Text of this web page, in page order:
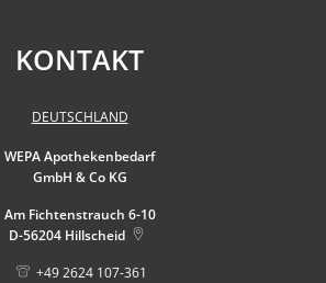
KONTAKT
DEUTSCHLAND
WEPA Apothekenbedarf
GmbH & Co KG
Am Fichtenstrauch 6-10
D-56204 Hillscheid
+49 2624 107-361